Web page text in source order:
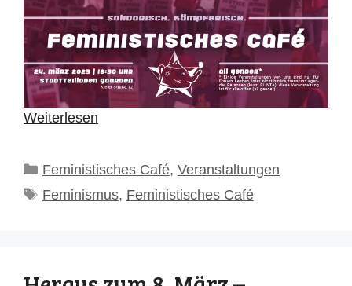
Weiterlesen
Kategorien
Feministisches Café, Veranstaltungen
Schlagwörter
Feminismus, Feministisches Café